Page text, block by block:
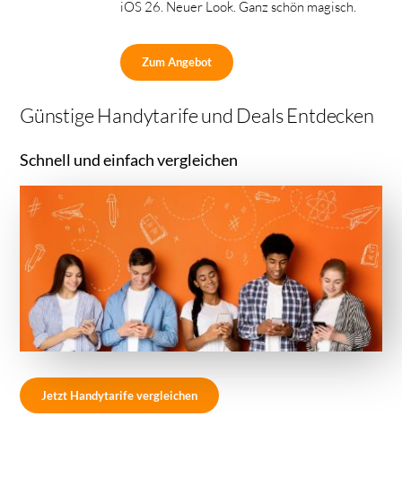
iOS 26. Neuer Look. Ganz schön magisch.
Zum Angebot
Günstige Handytarife und Deals Entdecken
Schnell und einfach vergleichen
Jetzt Handytarife vergleichen